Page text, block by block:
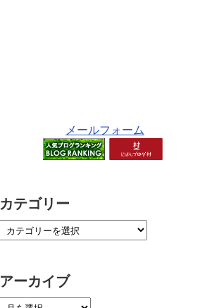
メールフォーム
カテゴリー
アーカイブ